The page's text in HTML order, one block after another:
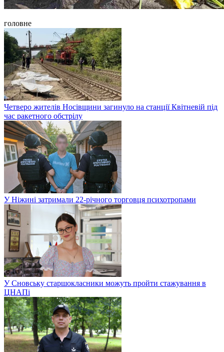
головне
Четверо жителів Носівщини загинуло на станції Квітневій під
час ракетного обстрілу
У Ніжині затримали 22-річного торговця психотропами
У Сновську старшокласники можуть пройти стажування в
ЦНАПі